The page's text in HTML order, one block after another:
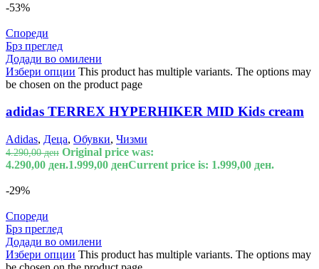
-53%
Спореди
Брз преглед
Додади во омилени
Избери опции This product has multiple variants. The options may
be chosen on the product page
adidas TERREX HYPERHIKER MID Kids cream
Adidas, Деца, Обувки, Чизми
4.290,00ден Original price was:
4.290,00 ден.1.999,00 денCurrent price is: 1.999,00 ден.
-29%
Спореди
Брз преглед
Додади во омилени
Избери опции This product has multiple variants. The options may